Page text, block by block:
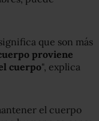
que son más
proviene
cuerpo", explica
el cuerpo